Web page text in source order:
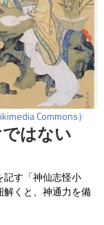
Commons）
はない
す「神仙志怪小
くと、神通力を備